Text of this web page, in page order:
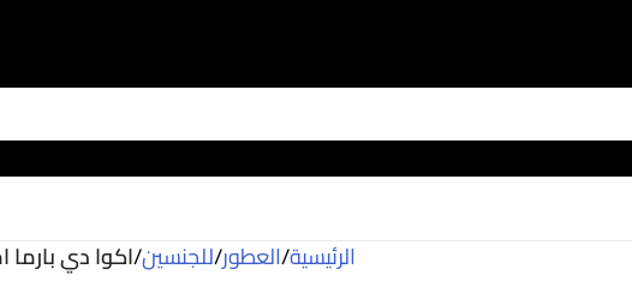
الرئيسية/العطور/للجنسين/اكوا دي بارما